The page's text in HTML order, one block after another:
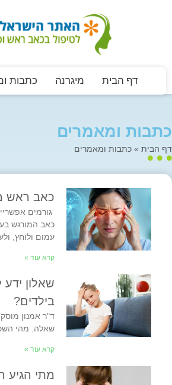
דף הבית מיגרנה כתבות
כתבות ומאמרים
דף הבית » כתבות ומאמרים
כאב ראש
גורמים
כאב המורגש
עמום ולוחץ,
קרא עוד »
שאלון
בילדים?
ד"ר אמנון
שאלה. מהי
קרא עוד »
מתי הגיע